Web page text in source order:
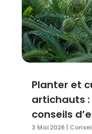
Planter et
artichauts
conseils
3 Mai 2026